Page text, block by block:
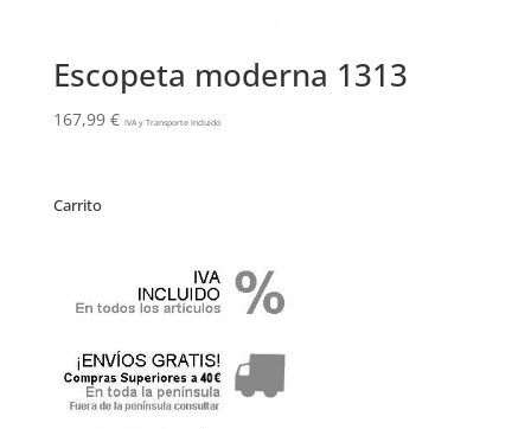
Escopeta moderna 1313
167,99 € IVA y Transporte Incluido
Carrito